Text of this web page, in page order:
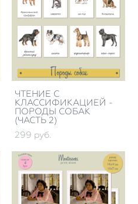
ЧТЕНИЕ С
КЛАССИФИКАЦИЕЙ -
ПОРОДЫ СОБАК
(ЧАСТЬ 2)
299 pуб.